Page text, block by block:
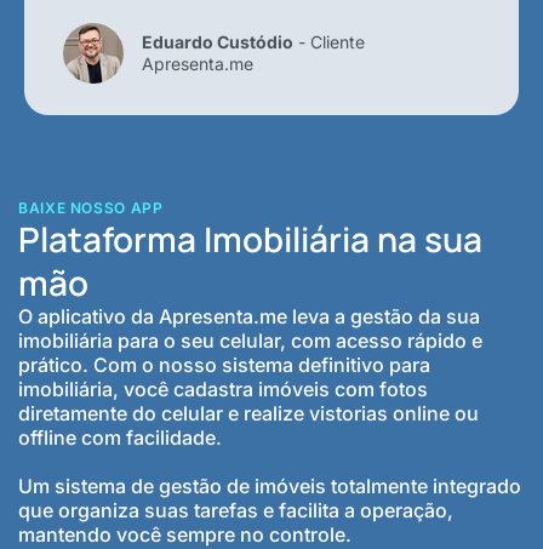
Eduardo Custódio - Cliente
Apresenta.me
BAIXE NOSSO APP
Plataforma Imobiliária na sua
mão
O aplicativo da Apresenta.me leva a gestão da sua
imobiliária para o seu celular, com acesso rápido e
prático. Com o nosso sistema definitivo para
imobiliária, você cadastra imóveis com fotos
diretamente do celular e realize vistorias online ou
offline com facilidade.
Um sistema de gestão de imóveis totalmente integrado
que organiza suas tarefas e facilita a operação,
mantendo você sempre no controle.